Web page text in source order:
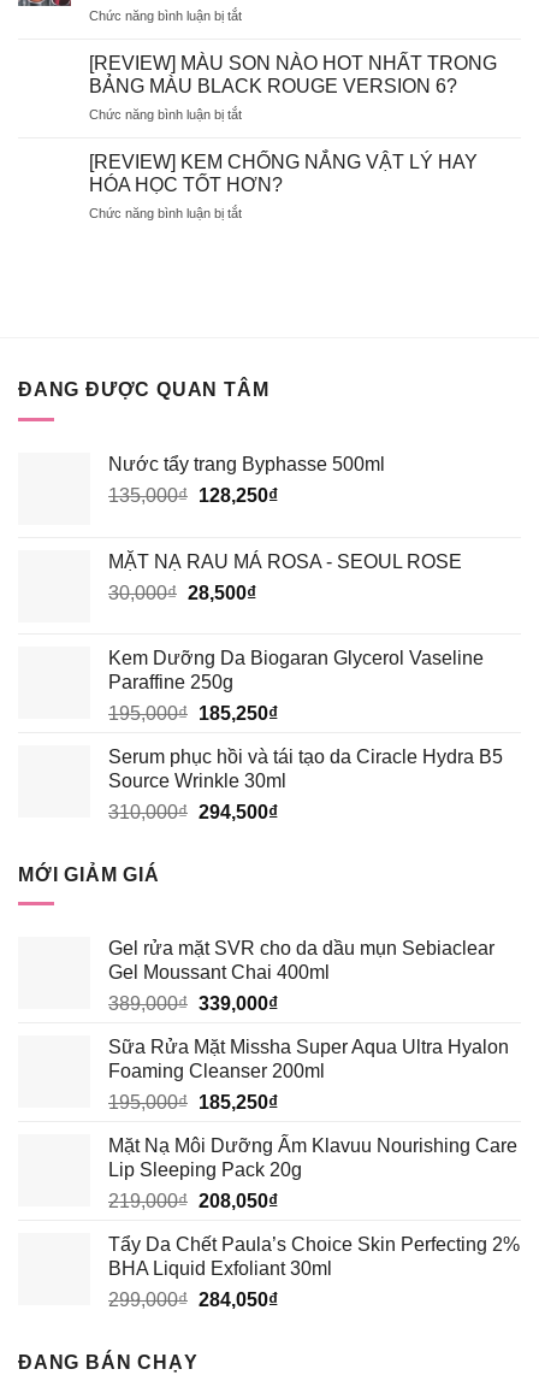
HỌC
SẼ
BỊ
DA?
VICHY
LA
ROCHE
–
NÊN
BỎ
Chức năng bình luận bị tắtở
SON
ĐỔ
MỒ
HÔI
SON
GIẢ,
FAKE?
[REVIEW] MÀU SON NÀO HOT NHẤT TRONG
BẢNG MÀU BLACK ROUGE VERSION 6?
Chức năng bình luận bị tắtở
MÀU
SON
NÀO
HOT
6?
[REVIEW] KEM CHỐNG NẮNG VẬT LÝ HAY
HÓA HỌC TỐT HƠN?
Chức năng bình luận bị tắtở
HÓA
HỌC
ĐANG ĐƯỢC QUAN TÂM
Nước tẩy trang Byphasse 500ml
135,000₫ Giá
135,000₫.
128,250₫Giá
là:
MẶT NẠ RAU MÁ ROSA - SEOUL ROSE
30,000₫ Giá
30,000₫.
28,500₫Giá
là:
Kem Dưỡng Da Biogaran Glycerol Vaseline
Paraffine 250g
195,000₫ Giá
là:
195,000₫.
185,250₫Giá
tại
là:
185,250₫.
Serum phục hồi và tái tạo da Ciracle Hydra B5
Source Wrinkle 30ml
310,000₫ Giá
294,500₫Giá
MỚI GIẢM GIÁ
Gel rửa mặt SVR cho da dầu mụn Sebiaclear
Gel Moussant Chai 400ml
389,000₫ Giá
là:
389,000₫.
339,000₫Giá
tại
là:
339,000₫.
Sữa Rửa Mặt Missha Super Aqua Ultra Hyalon
Foaming Cleanser 200ml
195,000₫ Giá
là:
195,000₫.
185,250₫Giá
tại
là:
185,250₫.
Mặt Nạ Môi Dưỡng Ẩm Klavuu Nourishing Care
Lip Sleeping Pack 20g
219,000₫ Giá
là:
219,000₫.
208,050₫Giá
tại
là:
208,050₫.
Tẩy Da Chết Paula’s Choice Skin Perfecting 2%
BHA Liquid Exfoliant 30ml
299,000₫ Giá
284,050₫Giá
ĐANG BÁN CHẠY